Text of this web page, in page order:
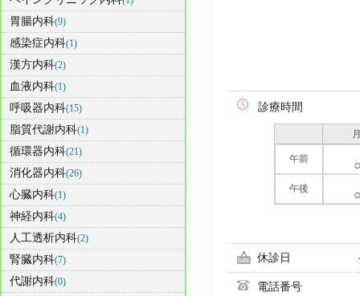
診療時間
午前
午後
休診日
電話番号
胃腸内科(9)
感染症内科(1)
漢方内科(2)
血液内科(1)
呼吸器内科(15)
脂質代謝内科(1)
循環器内科(21)
消化器内科(26)
心臓内科(1)
神経内科(4)
人工透析内科(2)
腎臓内科(7)
代謝内科(0)